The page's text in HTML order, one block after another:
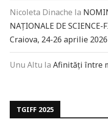
Nicoleta Dinache la
NAȚIONALE DE
Craiova, 24-26 aprilie 2026
Unu Altu la Afinități între
TGIFF 2025